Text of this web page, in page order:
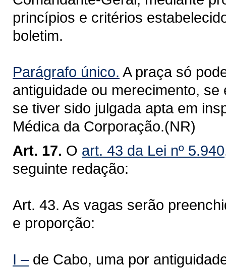
princípios e critérios
boletim.
Parágrafo único. A praça só
antiguidade ou merecimento,
se tiver sido julgada apta em
Médica da Corporação.(NR)
Art. 17. O art. 43 da Lei nº
seguinte redação:
Art. 43. As vagas serão
e proporção:
I –de Cabo, uma por